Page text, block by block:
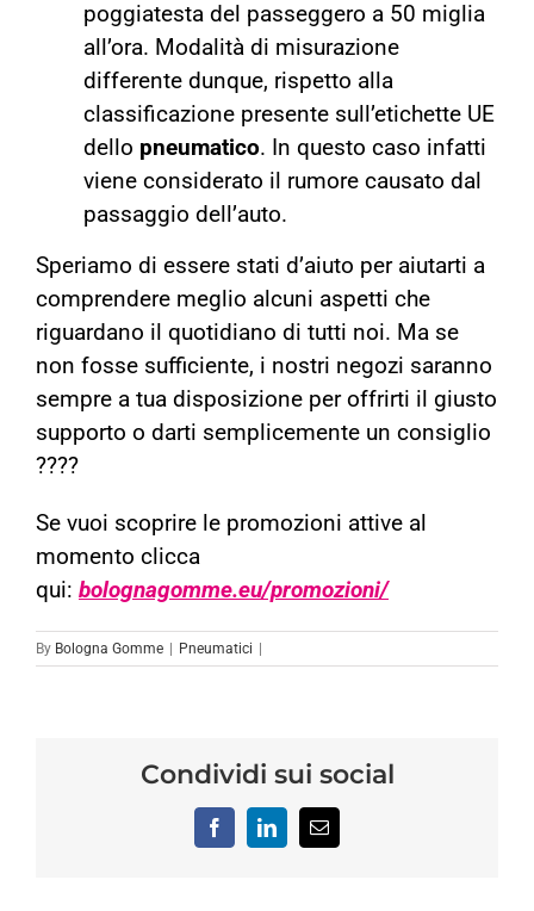
poggiatesta del passeggero a 50 miglia
all’ora. Modalità di misurazione
differente dunque, rispetto alla
classificazione presente sull’etichette UE
dello pneumatico. In questo caso infatti
viene considerato il rumore causato dal
passaggio dell’auto.
Speriamo di essere stati d’aiuto per aiutarti a
comprendere meglio alcuni aspetti che
riguardano il quotidiano di tutti noi. Ma se
non fosse sufficiente, i nostri negozi saranno
sempre a tua disposizione per offrirti il giusto
supporto o darti semplicemente un consiglio
????
Se vuoi scoprire le promozioni attive al
momento clicca
qui: bolognagomme.eu/promozioni/
By Bologna Gomme Pneumatici
Condividi sui social
FacebookLinkedInEmail